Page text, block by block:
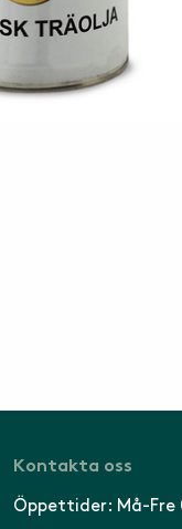
Kontakta oss
Öppettider: Må-Fre